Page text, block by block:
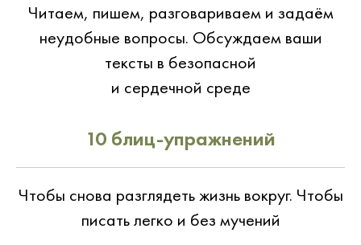
Читаем, пишем, разговариваем и задаём
неудобные вопросы. Обсуждаем ваши
тексты в безопасной
и сердечной среде
10 блиц-упражнений
Чтобы снова разглядеть жизнь вокруг. Чтобы
писать легко и без мучений